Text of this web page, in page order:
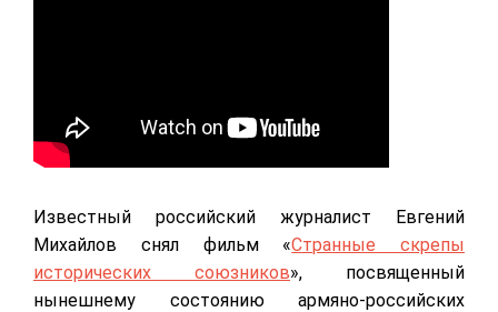
Известный российский журналист Евгений
Михайлов снял фильм «Странные скрепы
исторических союзников», посвященный
нынешнему состоянию армяно-российских